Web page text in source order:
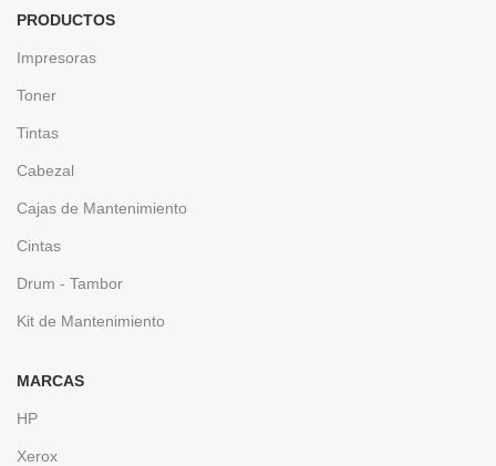
PRODUCTOS
Impresoras
Toner
Tintas
Cabezal
Cajas de Mantenimiento
Cintas
Drum - Tambor
Kit de Mantenimiento
MARCAS
HP
Xerox